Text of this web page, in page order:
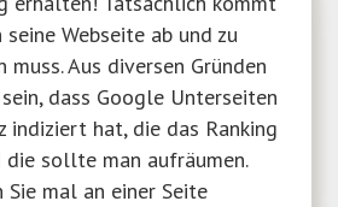
Webseite ab und zu
Aus diversen Gründen
dass Google Unterseiten
indiziert hat, die das Ranking
die sollte man aufräumen.
mal an einer Seite